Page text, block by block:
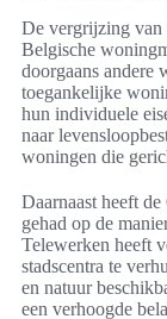
De vergrijzing van
Belgische
doorgaans andere
toegankelijke
hun individuele
naar
woningen die
Daarnaast heeft
gehad op de
Telewerken heeft
stadscentra te
en natuur
een verhoogde